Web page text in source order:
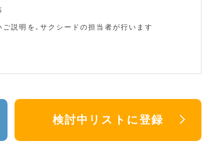
説明を､サクシードの担当者が行います
検討中リストに登録